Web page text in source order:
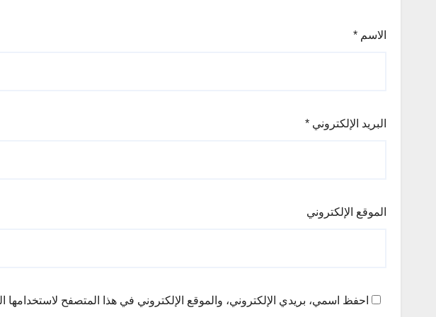
الاسم *
البريد الإلكتروني *
الموقع الإلكتروني
احفظ اسمي، بريدي الإلكتروني، والموقع الإلكتروني في هذا المتصفح لاستخدامها